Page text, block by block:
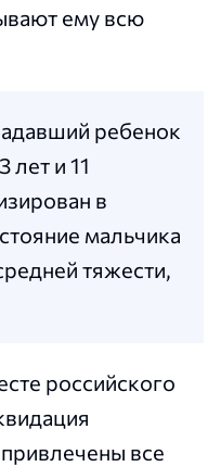
ему всю
ребенок
лет и 11
в
мальчика
тяжести,
российского
все